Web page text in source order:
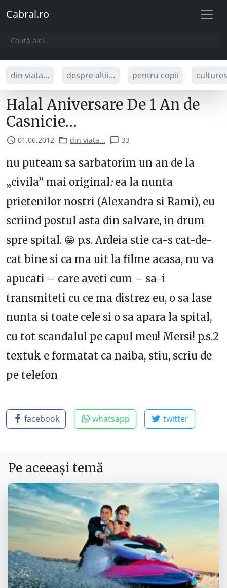
Cabral.ro
din viata... despre altii... pentru copii
Halal Aniversare De 1 An de
Casnicie…
01.06.2012 din viata... 33
nu puteam sa sarbatorim un an de la
„civila” mai original:ea la nunta
prietenilor nostri (Alexandra si Rami), eu
scriind postul asta din salvare, in drum
spre spital. 😀 p.s. Ardeia stie ca-s cat-de-
cat bine si ca ma uit la filme acasa, nu va
apucati – care aveti cum – sa-i
transmiteti cu ce ma distrez eu, o sa lase
nunta si toate cele si o sa apara la spital,
cu tot scandalul pe capul meu! Mersi! p.s.2
textuk e formatat ca naiba, stiu, scriu de
pe telefon
facebook whatsapp twitter
Pe aceeași temă